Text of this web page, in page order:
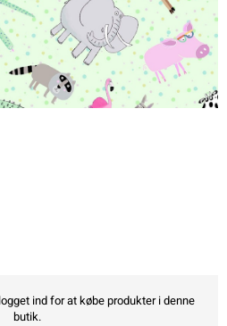
ind for at købe produkter i denne
butik.